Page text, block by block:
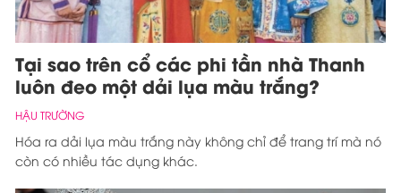
Tại sao trên cổ các phi tần nhà Thanh
luôn đeo một dải lụa màu trắng?
HẬU TRƯỜNG
Hóa ra dải lụa màu trắng này không chỉ để trang trí mà nó
còn có nhiều tác dụng khác.